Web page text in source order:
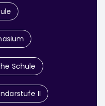
Schule
II